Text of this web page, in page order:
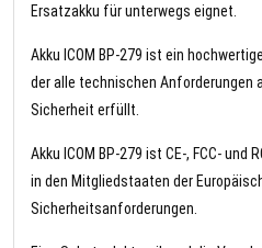
Ersatzakku für unterwegs eignet.
Akku ICOM BP-279 ist ein
der alle technischen Anforderungen
Sicherheit erfüllt.
Akku ICOM BP-279 ist CE-, FCC-
in den Mitgliedstaaten der
Sicherheitsanforderungen.